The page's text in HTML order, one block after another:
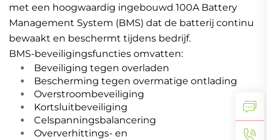
met een hoogwaardig ingebouwd 100A Battery
Management System (BMS) dat de batterij continu
bewaakt en beschermt tijdens bedrijf.
BMS-beveiligingsfuncties omvatten:
Beveiliging tegen overladen
Bescherming tegen overmatige ontlading
Overstroombeveiliging
Kortsluitbeveiliging
Celspanningsbalancering
Oververhittings- en